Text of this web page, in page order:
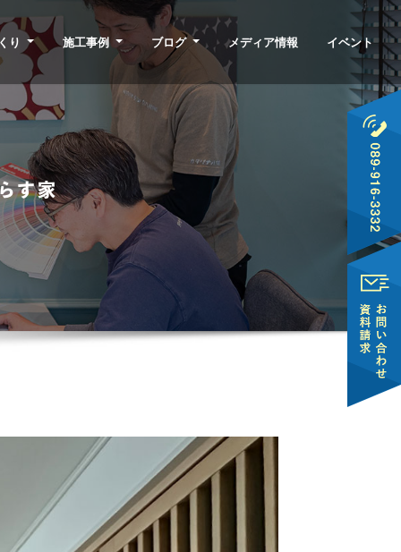
り 施工事例 ブログ メディア情報 イベント
す家